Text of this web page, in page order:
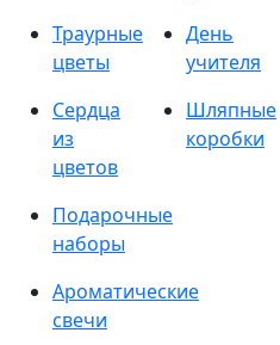
Траурные
цветы
День
учителя
Сердца
из
цветов
Шляпные
коробки
Подарочные
наборы
Ароматические
свечи